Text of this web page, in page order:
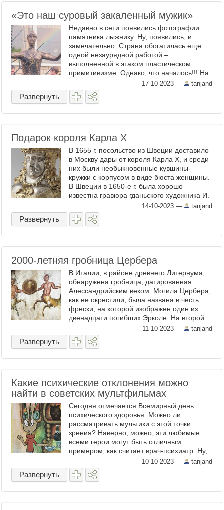
«Это наш суровый закаленный мужик»
Недавно в сети появились фотографии
памятника лыжнику. Ну, появились, и
замечательно. Страна обогатилась еще
одной незаурядной работой –
выполненной в этаком пластическом
примитивизме. Однако, что началось!!! На
лыжника и его творца обрушился шквал
народной критики. ...
17-10-2023 — tanjand
Развернуть
Подарок короля Карла X
В 1655 г. посольство из Швеции доставило
в Москву дары от короля Карла X, и среди
них были необыкновенные кувшины-
кружки с корпусом в виде бюста женщины.
В Швеции в 1650-е г. была хорошо
известна гравюра гданьского художника И.
Фалька, на которой художник изобразил ...
14-10-2023 — tanjand
Развернуть
2000-летняя гробница Цербера
В Италии, в районе древнего Литернума,
обнаружена гробница, датированная
Алессандрийским веком. Могила Цербера,
как ее окрестили, была названа в честь
фрески, на которой изображен один из
двенадцати погибших Эрколе. На второй
фреске изображены два кентавра со
щитом. Нетронутая ...
11-10-2023 — tanjand
Развернуть
Какие психические отклонения можно
найти в советских мультфильмах
Сегодня отмечается Всемирный день
психического здоровья. Можно ли
рассматривать мультики с этой точки
зрения? Наверно, можно, эти любимые
всеми герои могут быть отличным
примером, как считает врач-психиатр. Ну,
прочитайте и скажите, насколько верен
диагноз, который специалист ...
10-10-2023 — tanjand
Развернуть